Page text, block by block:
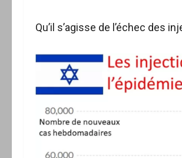
Qu’il s’agisse de l’échec des